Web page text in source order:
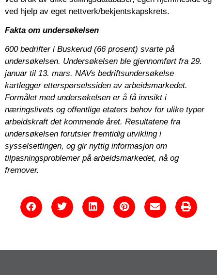
ved hjelp av eget nettverk/bekjentskapskrets.
Fakta om undersøkelsen
600 bedrifter i Buskerud (66 prosent) svarte på
undersøkelsen. Undersøkelsen ble gjennomført fra 29.
januartil 13. mars. NAVs bedriftsundersøkelse
kartlegger etterspørselssiden av arbeidsmarkedet.
Formålet med undersøkelsen er å få innsikt i
næringslivets og offentlige etaters behov for ulike typer
arbeidskraft det kommende året. Resultatene fra
undersøkelsen forutsier fremtidig utvikling i
sysselsettingen, og gir nyttig informasjon om
tilpasningsproblemer på arbeidsmarkedet, nå og
fremover.